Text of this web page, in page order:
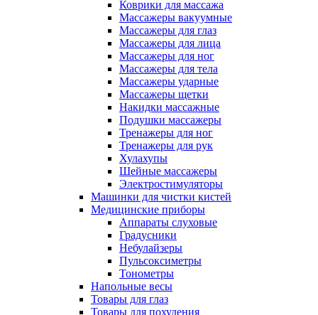
Коврики для массажа
Массажеры вакуумные
Массажеры для глаз
Массажеры для лица
Массажеры для ног
Массажеры для тела
Массажеры ударные
Массажеры щетки
Накидки массажные
Подушки массажеры
Тренажеры для ног
Тренажеры для рук
Хулахупы
Шейные массажеры
Электростимуляторы
Машинки для чистки кистей
Медицинские приборы
Аппараты слуховые
Градусники
Небулайзеры
Пульсоксиметры
Тонометры
Напольные весы
Товары для глаз
Товары для похудения